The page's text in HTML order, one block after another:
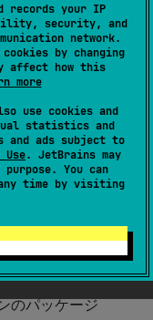
records your IP
security, and
network.
by changing
affect how this
more
use cookies and
statistics and
and ads subject to
Use. JetBrains may
You can
time by visiting
す。
ーズ2 形態素解析
。
のパッケージ